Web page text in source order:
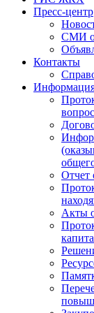
Пресс-центр
СМИ о
Контакты
Отчет
Акты